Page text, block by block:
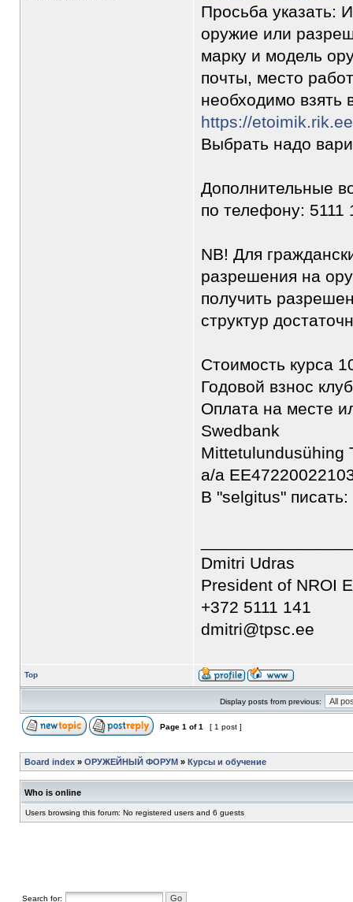
Просьба указать:
оружие или
марку и модель
почты, место
необходимо взять
https://
Выбрать надо
Дополнительные
по телефону: 5111
NB! Для
разрешения на
получить
структур
Стоимость курса
Годовой взнос
Оплата на месте
Swedbank
Mittetulundusühing
a/a
В "selgitus"
Dmitri Udras
President of NROI
+372 5111 141
dmitri@tpsc.ee
Top
Display posts from previous:
Page 1 of1 [ 1 post ]
Board index » ОРУЖЕЙНЫЙ ФОРУМ » Курсы и обучение
Who is online
Users browsing this forum: No registered users and 6 guests
Search for: